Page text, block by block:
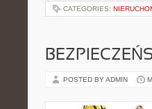
CATEGORIES:
POSTED BY ADMIN